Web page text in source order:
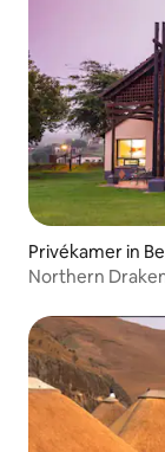
Privékamer in
Northern